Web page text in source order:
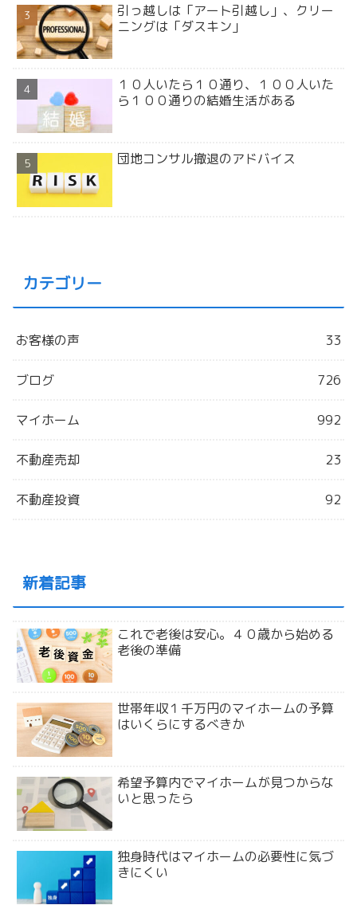
引っ越しは「アート引越し」、クリー
ニングは「ダスキン」
１０人いたら１０通り、１００人いた
ら１００通りの結婚生活がある
団地コンサル撤退のアドバイス
カテゴリー
お客様の声 33
ブログ 726
マイホーム 992
不動産売却 23
不動産投資 92
新着記事
これで老後は安心。４０歳から始める
老後の準備
世帯年収１千万円のマイホームの予算
はいくらにするべきか
希望予算内でマイホームが見つからな
いと思ったら
独身時代はマイホームの必要性に気づ
きにくい